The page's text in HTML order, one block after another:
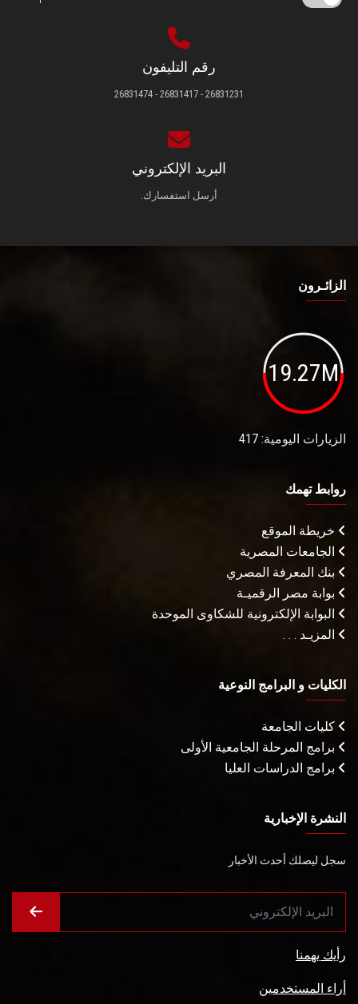
رقم التليفون
26831231 - 26831417 - 26831474
البريد الإلكتروني
أرسل استفسارك.
الزائـرون
19.27M
الزيارات اليومية: 417
روابط تهمك
خريطة الموقع
الجامعات المصرية
بنك المعرفة المصري
بوابة مصر الرقميـة
البوابة الإلكترونية للشكاوى الموحدة
المزيـد . . .
الكليات و البرامج النوعية
كليات الجامعة
برامج المرحلة الجامعية الأولى
برامج الدراسات العليا
النشرة الإخبارية
سجل ليصلك أحدث الأخبار
رأيك يهمنا
أراء المستخدمين